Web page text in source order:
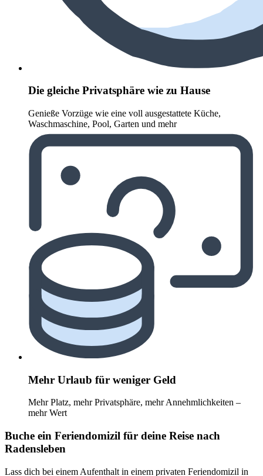
Die gleiche Privatsphäre wie zu Hause
Genieße Vorzüge wie eine voll ausgestattete Küche,
Waschmaschine, Pool, Garten und mehr
Mehr Urlaub für weniger Geld
Mehr Platz, mehr Privatsphäre, mehr Annehmlichkeiten –
mehr Wert
Buche ein Feriendomizil für deine Reise nach
Radensleben
Lass dich bei einem Aufenthalt in einem privaten Feriendomizil in